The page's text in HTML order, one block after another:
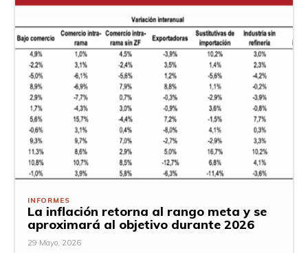
INFORMES
La inflación retorna al rango meta y se
aproximará al objetivo durante 2026
29 Mayo, 2026